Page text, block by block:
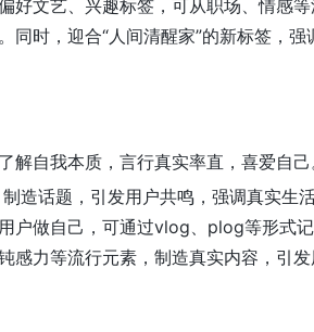
好文艺、兴趣标签，可从职场、情感
同时，迎合“人间清醒家”的新标签，
解自我本质，言行真实率直，喜爱自
制造话题，引发用户共鸣，强调真实生
户做自己，可通过vlog、plog等形式
感力等流行元素，制造真实内容，引